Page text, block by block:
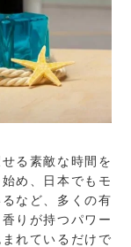
る素敵な時間を
め、日本でもモ
など、多くの有
りが持つパワー
れているだけで